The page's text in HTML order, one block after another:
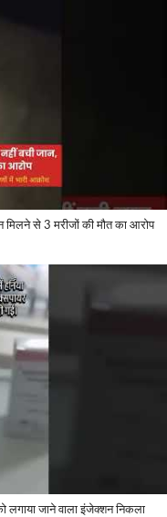
मिलने से 3 मरीजों की मौत का आरोप
लगाया जाने वाला इंजेक्शन निकला